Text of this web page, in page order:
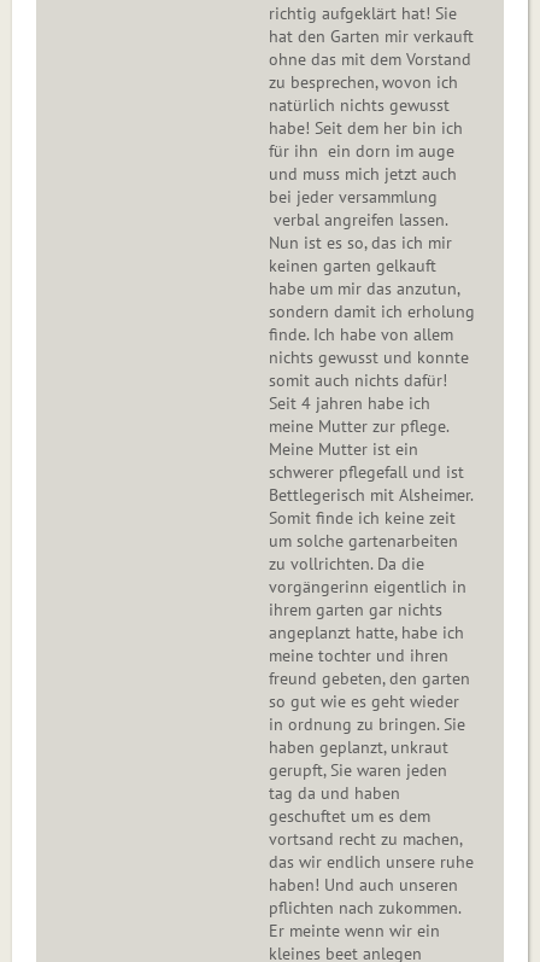
richtig aufgeklärt hat! Sie
hat den Garten mir verkauft
ohne das mit dem Vorstand
zu besprechen, wovon ich
natürlich nichts gewusst
habe! Seit dem her bin ich
für ihn ein dorn im auge
und muss mich jetzt auch
bei jeder versammlung
verbal angreifen lassen.
Nun ist es so, das ich mir
keinen garten gelkauft
habe um mir das anzutun,
sondern damit ich erholung
finde. Ich habe von allem
nichts gewusst und konnte
somit auch nichts dafür!
Seit 4 jahren habe ich
meine Mutter zur pflege.
Meine Mutter ist ein
schwerer pflegefall und ist
Bettlegerisch mit Alsheimer.
Somit finde ich keine zeit
um solche gartenarbeiten
zu vollrichten. Da die
vorgängerinn eigentlich in
ihrem garten gar nichts
angeplanzt hatte, habe ich
meine tochter und ihren
freund gebeten, den garten
so gut wie es geht wieder
in ordnung zu bringen. Sie
haben geplanzt, unkraut
gerupft, Sie waren jeden
tag da und haben
geschuftet um es dem
vortsand recht zu machen,
das wir endlich unsere ruhe
haben! Und auch unseren
pflichten nach zukommen.
Er meinte wenn wir ein
kleines beet anlegen